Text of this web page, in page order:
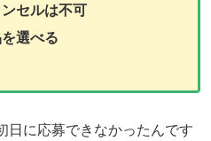
セルは不可
選べる
日に応募できなかったんです